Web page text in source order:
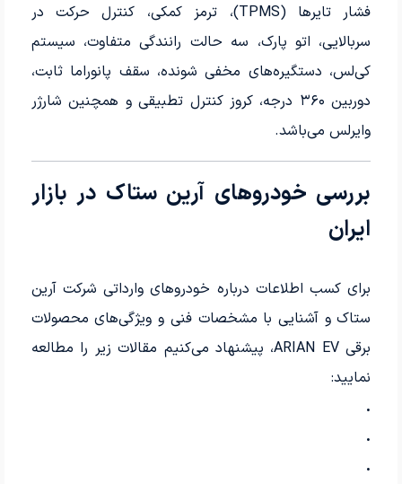
فشار تایرها (TPMS)، ترمز کمکی، کنترل حرکت در
سربالایی، اتو پارک، سه حالت رانندگی متفاوت، سیستم
کی‌لس، دستگیره‌های مخفی شونده، سقف پانوراما ثابت،
دوربین ۳۶۰ درجه، کروز کنترل تطبیقی و همچنین شارژر
وایرلس می‌باشد.
بررسی خودروهای آرین ستاک در بازار
ایران
برای کسب اطلاعات درباره خودروهای وارداتی شرکت آرین
ستاک و آشنایی با مشخصات فنی و ویژگی‌های محصولات
برقی ARIAN EV، پیشنهاد می‌کنیم مقالات زیر را مطالعه
نمایید:
.
.
.